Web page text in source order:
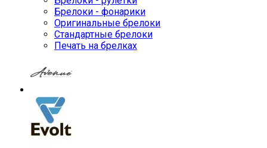
Брелоки - фонарики
Оригинальные брелоки
Стандартные брелоки
Печать на брелках